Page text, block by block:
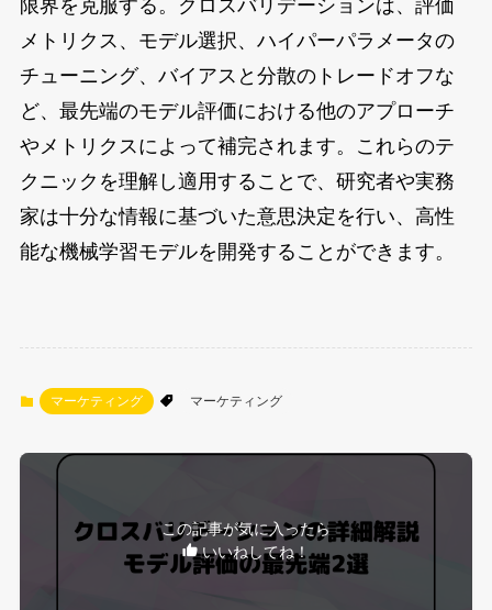
限界を克服する。クロスバリデーションは、評価
メトリクス、モデル選択、ハイパーパラメータの
チューニング、バイアスと分散のトレードオフな
ど、最先端のモデル評価における他のアプローチ
やメトリクスによって補完されます。これらのテ
クニックを理解し適用することで、研究者や実務
家は十分な情報に基づいた意思決定を行い、高性
能な機械学習モデルを開発することができます。
マーケティング マーケティング
この記事が気に入ったら
いいねしてね！